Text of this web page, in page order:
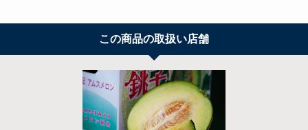
この商品の取扱い店舗